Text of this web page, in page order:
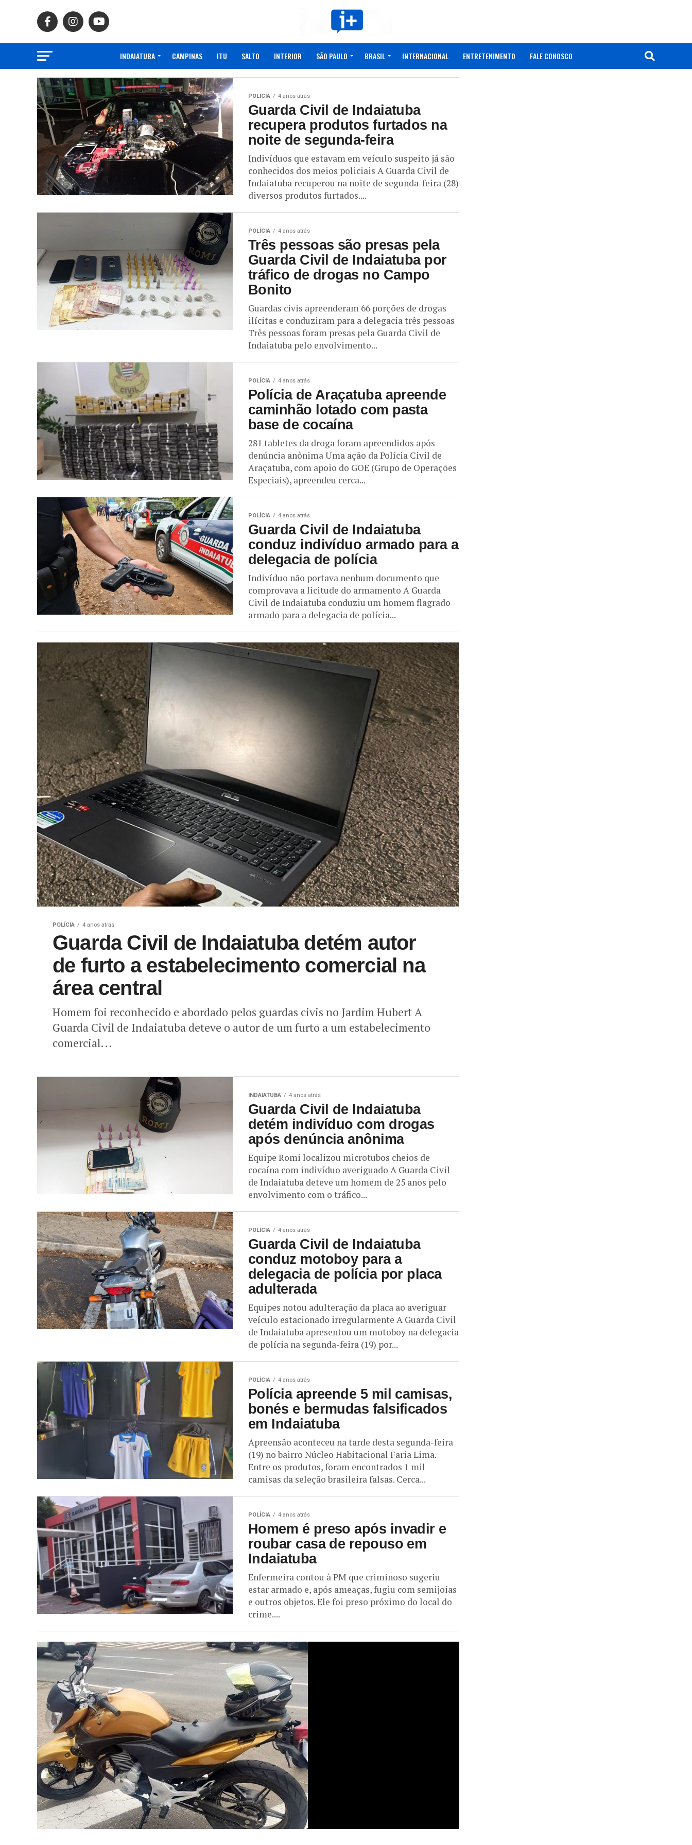
INDAIATUBA CAMPINAS ITU SALTO INTERIOR SÃO PAULO BRASIL INTERNACIONAL ENTRETENIMENTO FALE CONOSCO
POLÍCIA 4 anos atrás
Guarda Civil de Indaiatuba
recupera produtos furtados na
noite de segunda-feira
Indivíduos que estavam em veículo suspeito já são
conhecidos dos meios policiais A Guarda Civil de
Indaiatuba recuperou na noite de segunda-feira (28)
diversos produtos furtados....
POLÍCIA 4 anos atrás
Três pessoas são presas pela
Guarda Civil de Indaiatuba por
tráfico de drogas no Campo
Bonito
Guardas civis apreenderam 66 porções de drogas
ilícitas e conduziram para a delegacia três pessoas
Três pessoas foram presas pela Guarda Civil de
Indaiatuba pelo envolvimento...
POLÍCIA 4 anos atrás
Polícia de Araçatuba apreende
caminhão lotado com pasta
base de cocaína
281 tabletes da droga foram apreendidos após
denúncia anônima Uma ação da Polícia Civil de
Araçatuba, com apoio do GOE (Grupo de Operações
Especiais), apreendeu cerca...
POLÍCIA 4 anos atrás
Guarda Civil de Indaiatuba
conduz indivíduo armado para a
delegacia de polícia
Indivíduo não portava nenhum documento que
comprovava a licitude do armamento A Guarda
Civil de Indaiatuba conduziu um homem flagrado
armado para a delegacia de polícia...
POLÍCIA 4 anos atrás
Guarda Civil de Indaiatuba detém autor
de furto a estabelecimento comercial na
área central
Homem foi reconhecido e abordado pelos guardas civis no Jardim Hubert A
Guarda Civil de Indaiatuba deteve o autor de um furto a um estabelecimento
comercial...
INDAIATUBA 4 anos atrás
Guarda Civil de Indaiatuba
detém indivíduo com drogas
após denúncia anônima
Equipe Romi localizou microtubos cheios de
cocaína com indivíduo averiguado A Guarda Civil
de Indaiatuba deteve um homem de 25 anos pelo
envolvimento com o tráfico...
POLÍCIA 4 anos atrás
Guarda Civil de Indaiatuba
conduz motoboy para a
delegacia de polícia por placa
adulterada
Equipes notou adulteração da placa ao averiguar
veículo estacionado irregularmente A Guarda Civil
de Indaiatuba apresentou um motoboy na delegacia
de polícia na segunda-feira (19) por...
POLÍCIA 4 anos atrás
Polícia apreende 5 mil camisas,
bonés e bermudas falsificados
em Indaiatuba
Apreensão aconteceu na tarde desta segunda-feira
(19) no bairro Núcleo Habitacional Faria Lima.
Entre os produtos, foram encontrados 1 mil
camisas da seleção brasileira falsas. Cerca...
POLÍCIA 4 anos atrás
Homem é preso após invadir e
roubar casa de repouso em
Indaiatuba
Enfermeira contou à PM que criminoso sugeriu
estar armado e, após ameaças, fugiu com semijoias
e outros objetos. Ele foi preso próximo do local do
crime....